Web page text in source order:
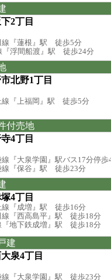
2丁目
『蓮根』駅 徒歩5分
『浮間船渡』駅 徒歩24分
北野1丁目
『上福岡』駅 徒歩5分
付売地
4丁目
『大泉学園』駅バス17分停歩
『保谷』駅 徒歩23分
4丁目
『成増』駅 徒歩16分
『西高島平』駅 徒歩18分
地下鉄成増』駅 徒歩18分
建
泉4丁目
『大泉学園』駅 徒歩23分